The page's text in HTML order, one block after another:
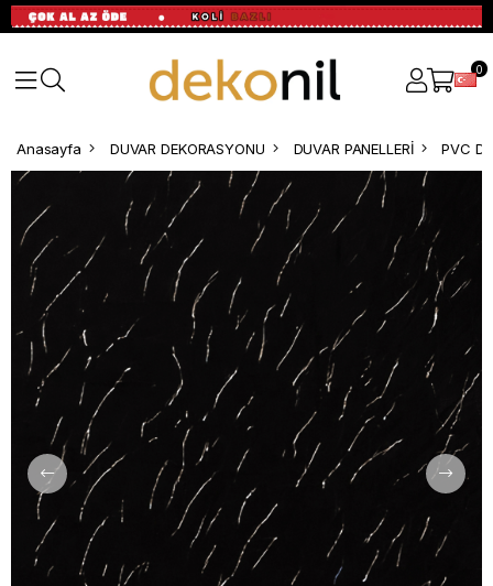
0
Anasayfa DUVAR DEKORASYONU DUVAR PANELLERİ PVC